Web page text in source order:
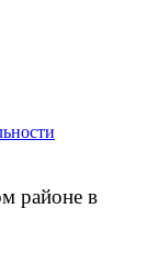
районе в